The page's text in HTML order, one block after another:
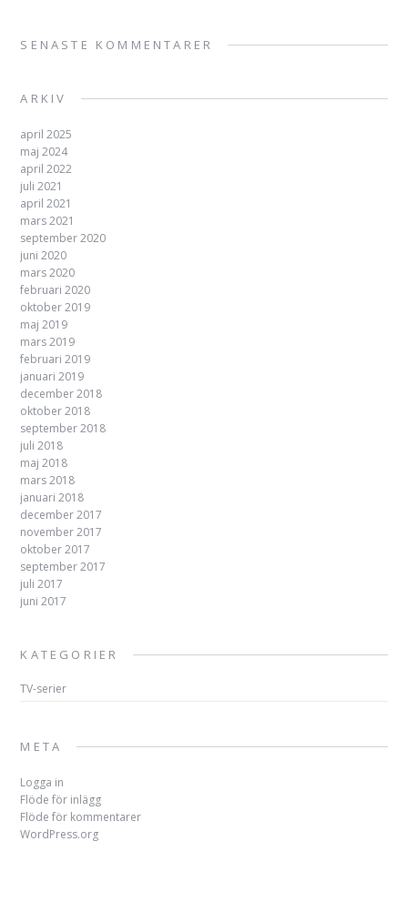
SENASTE KOMMENTARER
ARKIV
april 2025
maj 2024
april 2022
juli 2021
april 2021
mars 2021
september 2020
juni 2020
mars 2020
februari 2020
oktober 2019
maj 2019
mars 2019
februari 2019
januari 2019
december 2018
oktober 2018
september 2018
juli 2018
maj 2018
mars 2018
januari 2018
december 2017
november 2017
oktober 2017
september 2017
juli 2017
juni 2017
KATEGORIER
TV-serier
META
Logga in
Flöde för inlägg
Flöde för kommentarer
WordPress.org